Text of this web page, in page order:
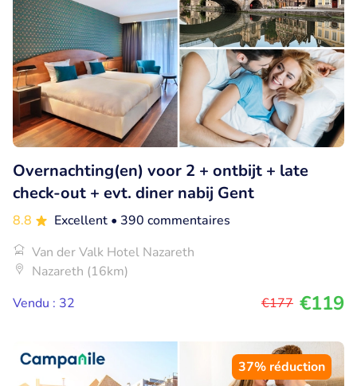
Overnachting(en) voor 2 + ontbijt + late
check-out + evt. diner nabij Gent
8.8 Excellent • 390 commentaires
Van der Valk Hotel Nazareth
Nazareth (16km)
Vendu : 32
€177 €119
37% réduction